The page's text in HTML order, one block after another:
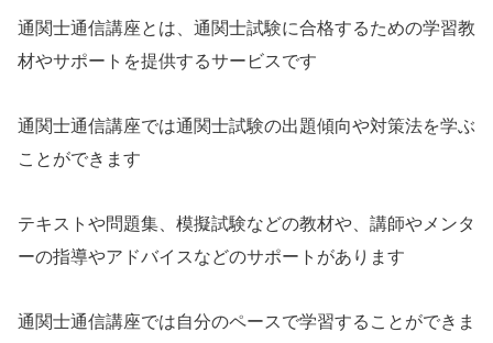
通関士通信講座とは、通関士試験に合格するための学習教
材やサポートを提供するサービスです
通関士通信講座では通関士試験の出題傾向や対策法を学ぶ
ことができます
テキストや問題集、模擬試験などの教材や、講師やメンタ
ーの指導やアドバイスなどのサポートがあります
通関士通信講座では自分のペースで学習することができま